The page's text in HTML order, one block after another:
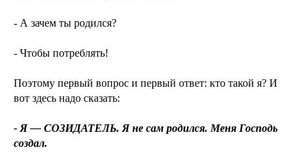
- А зачем ты родился?
- Чтобы потреблять!
Поэтому первый вопрос и первый ответ: кто такой я? И
вот здесь надо сказать:
- Я — СОЗИДАТЕЛЬ. Я не сам родился. Меня Господь
создал.